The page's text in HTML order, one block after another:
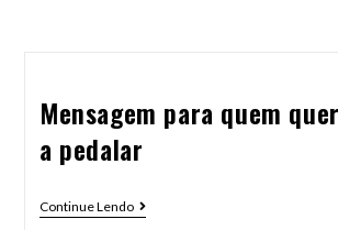
Mensagem para quem
a pedalar
Continue Lendo